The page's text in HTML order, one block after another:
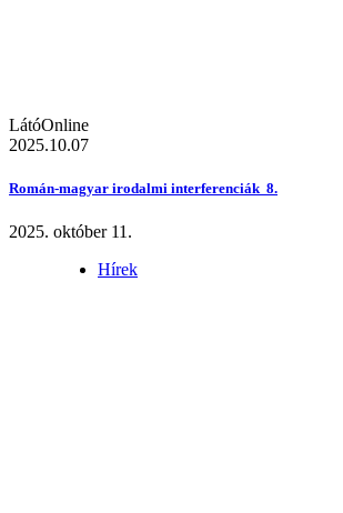
LátóOnline
2025.10.07
Román-magyar irodalmi interferenciák 8.
2025. október 11.
Hírek